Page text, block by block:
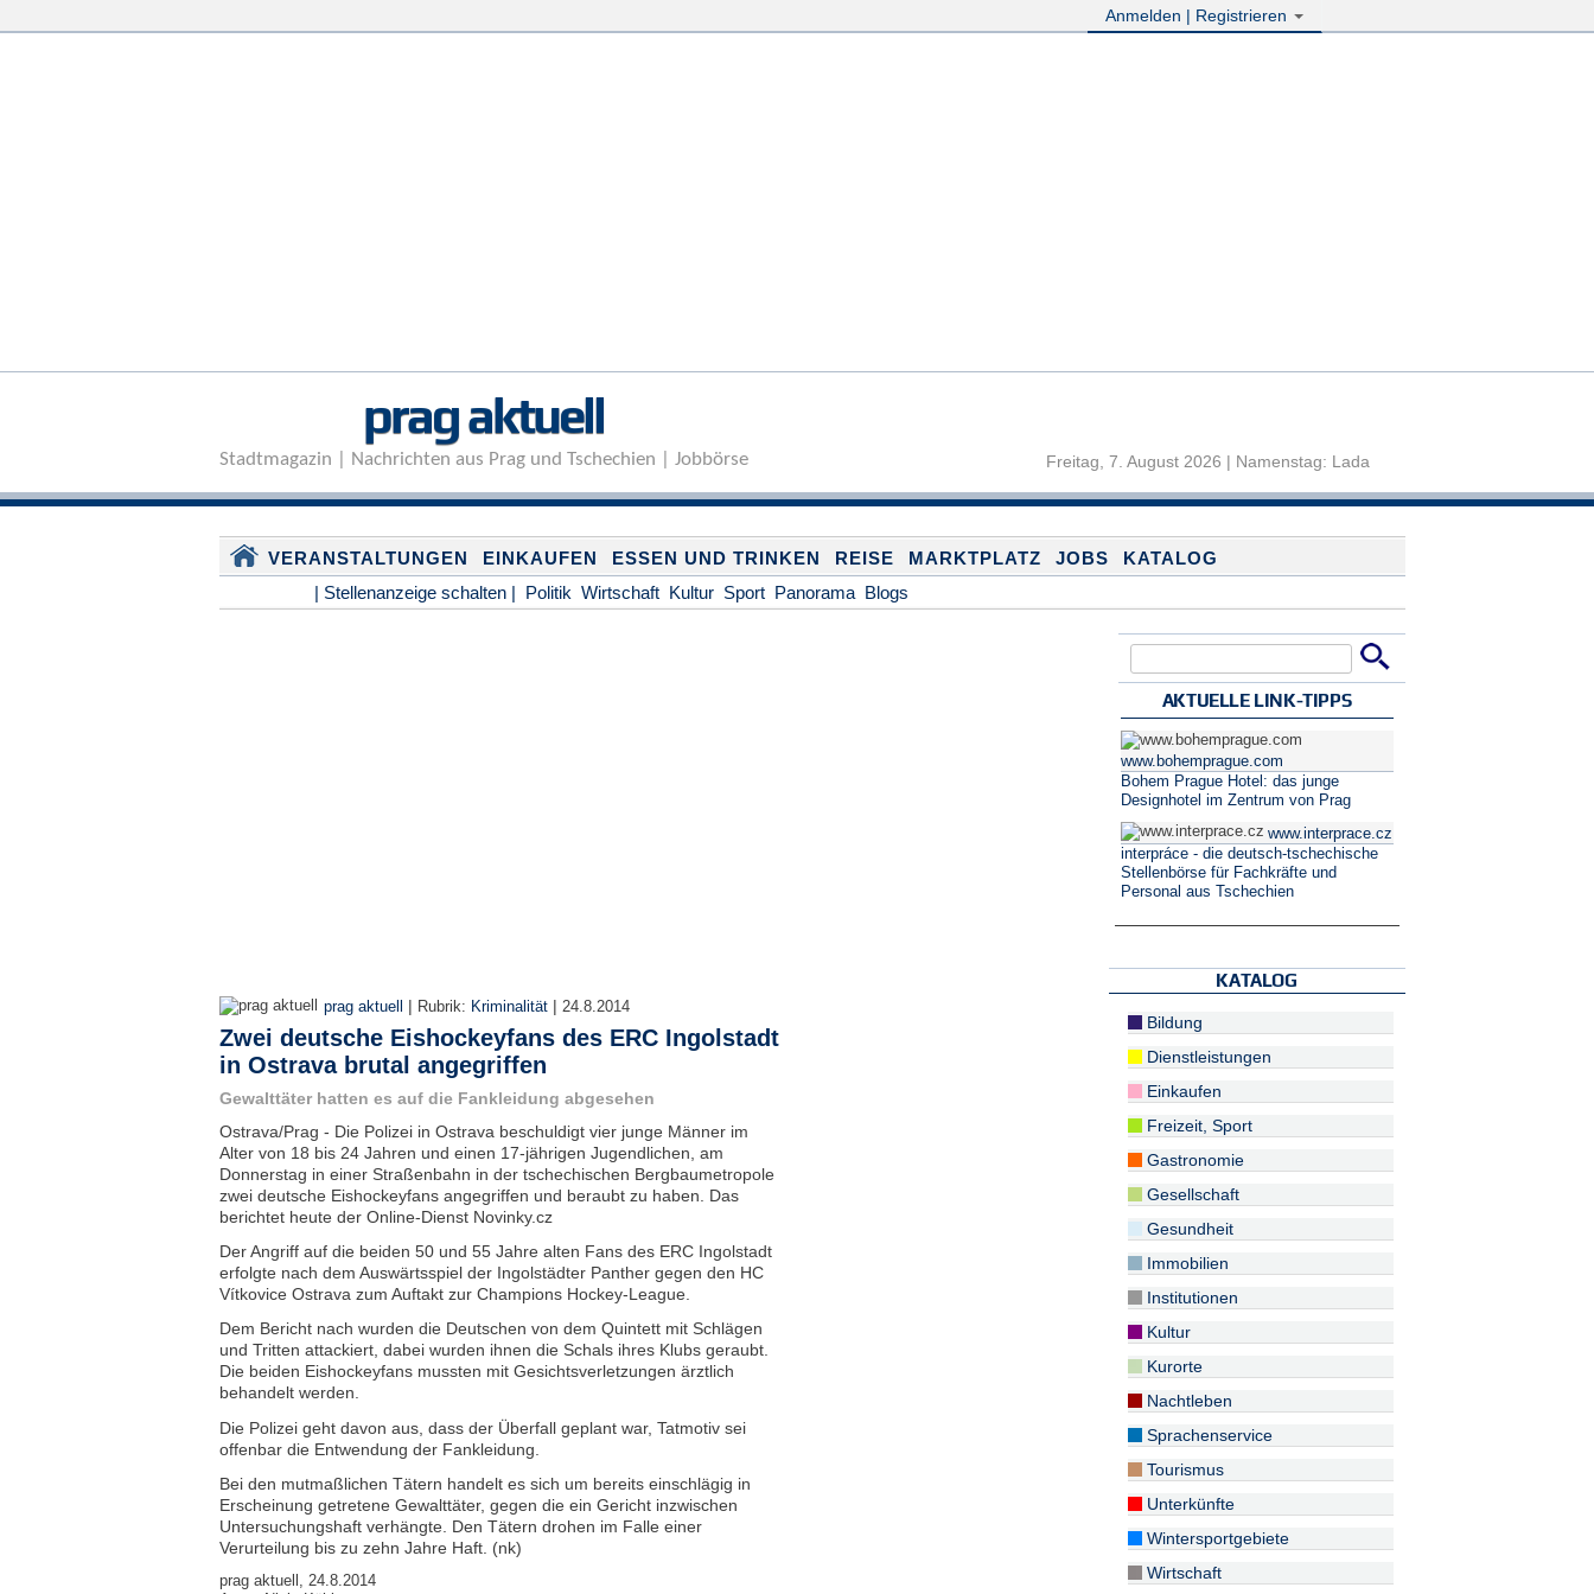
Anmelden | Registrieren
prag aktuell
Stadtmagazin | Nachrichten aus Prag und Tschechien | Jobbörse Freitag, 7. August 2026 | Namenstag: Lada
VERANSTALTUNGEN EINKAUFEN ESSEN UND TRINKEN REISE MARKTPLATZ JOBS
KATALOG
| Stellenanzeige schalten | Politik Wirtschaft Kultur Sport Panorama Blogs
prag aktuell | Rubrik: Kriminalität | 24.8.2014
Zwei deutsche Eishockeyfans des ERC Ingolstadt
in Ostrava brutal angegriffen
Gewalttäter hatten es auf die Fankleidung abgesehen
Ostrava/Prag - Die Polizei in Ostrava beschuldigt vier junge Männer im
Alter von 18 bis 24 Jahren und einen 17-jährigen Jugendlichen, am
Donnerstag in einer Straßenbahn in der tschechischen Bergbaumetropole
zwei deutsche Eishockeyfans angegriffen und beraubt zu haben. Das
berichtet heute der Online-Dienst Novinky.cz
Der Angriff auf die beiden 50 und 55 Jahre alten Fans des ERC Ingolstadt
erfolgte nach dem Auswärtsspiel der Ingolstädter Panther gegen den HC
Vítkovice Ostrava zum Auftakt zur Champions Hockey-League.
Dem Bericht nach wurden die Deutschen von dem Quintett mit Schlägen
und Tritten attackiert, dabei wurden ihnen die Schals ihres Klubs geraubt.
Die beiden Eishockeyfans mussten mit Gesichtsverletzungen ärztlich
behandelt werden.
Die Polizei geht davon aus, dass der Überfall geplant war, Tatmotiv sei
offenbar die Entwendung der Fankleidung.
Bei den mutmaßlichen Tätern handelt es sich um bereits einschlägig in
Erscheinung getretene Gewalttäter, gegen die ein Gericht inzwischen
Untersuchungshaft verhängte. Den Tätern drohen im Falle einer
Verurteilung bis zu zehn Jahre Haft. (nk)
prag aktuell, 24.8.2014
AKTUELLE LINK-TIPPS
www.bohemprague.com
Bohem Prague Hotel: das junge
Designhotel im Zentrum von Prag
www.interprace.cz
interpráce - die deutsch-tschechische
Stellenbörse für Fachkräfte und
Personal aus Tschechien
KATALOG
Bildung
Dienstleistungen
Einkaufen
Freizeit, Sport
Gastronomie
Gesellschaft
Gesundheit
Immobilien
Institutionen
Kultur
Kurorte
Nachtleben
Sprachenservice
Tourismus
Unterkünfte
Wintersportgebiete
Wirtschaft